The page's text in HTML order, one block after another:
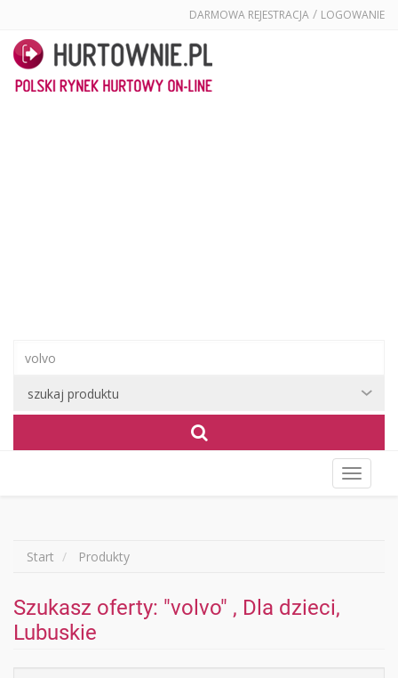
DARMOWA REJESTRACJA / LOGOWANIE
menu
Start Produkty
Szukasz oferty: "volvo" , Dla dzieci,
Lubuskie